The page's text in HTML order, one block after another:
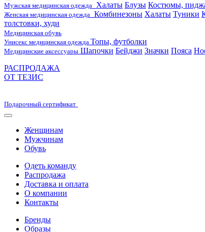
Мужская медицинская одежда Халаты Блузы Костюмы,
Женская медицинская одежда Комбинезоны Халаты Туники
толстовки, худи
Медицинская обувь
Унисекс медицинская одежда Топы, футболки
Медицинские аксессуары Шапочки Бейджи Значки Пояса
РАСПРОДАЖА
ОТ ТЕЗИС
Подарочный сертификат
Женщинам
Мужчинам
Обувь
Одеть команду
Распродажа
Доставка и оплата
О компании
Контакты
Бренды
Образы